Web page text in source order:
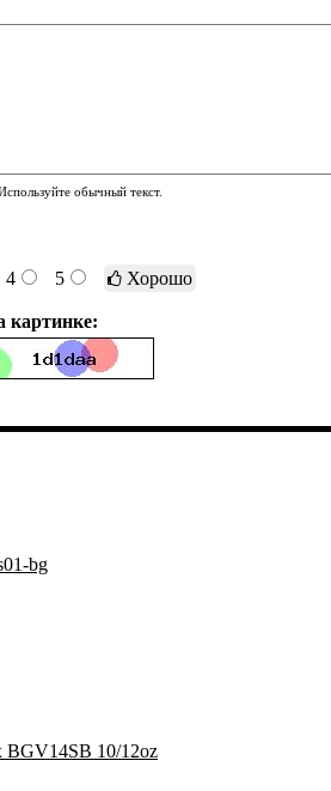
обычный текст.
4 5 Хорошо
картинке:
bg
BGV14SB 10/12oz